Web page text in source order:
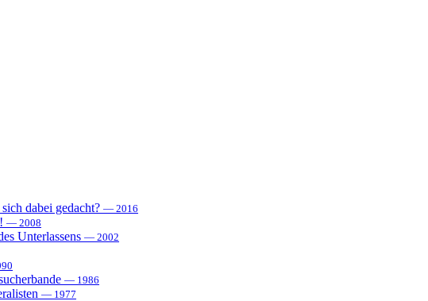
dabei gedacht? — 2016
— 2008
Unterlassens — 2002
— 1986
— 1977